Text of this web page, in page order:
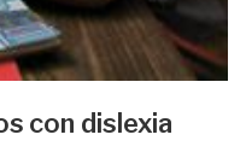
con dislexia